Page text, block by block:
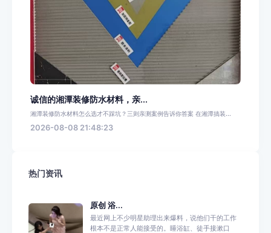
诚信的湘潭装修防水材料，亲...
湘潭装修防水材料怎么选才不踩坑？三则亲测案例告诉你答案 在湘潭搞装...
2026-08-08 21:48:23
热门资讯
原创 浴...
最近网上不少明星助理出来爆料，说他们干的工作
根本不是正常人能接受的。睡浴缸、徒手接漱口